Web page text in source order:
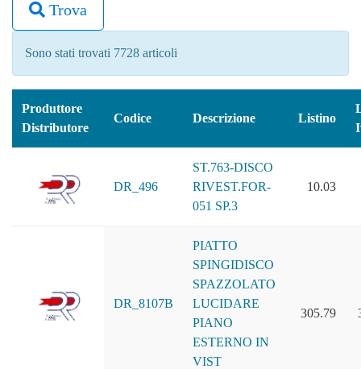
Trova
Sono stati trovati 7728 articoli
Produttore
Distributore
Codice Descrizione Listino
DR_496
ST.763-DISCO
RIVEST.FOR-
051 SP.3
10.03
DR_8107B
PIATTO
SPINGIDISCO
SPAZZOLATO
LUCIDARE
PIANO
ESTERNO IN
VIST
305.79